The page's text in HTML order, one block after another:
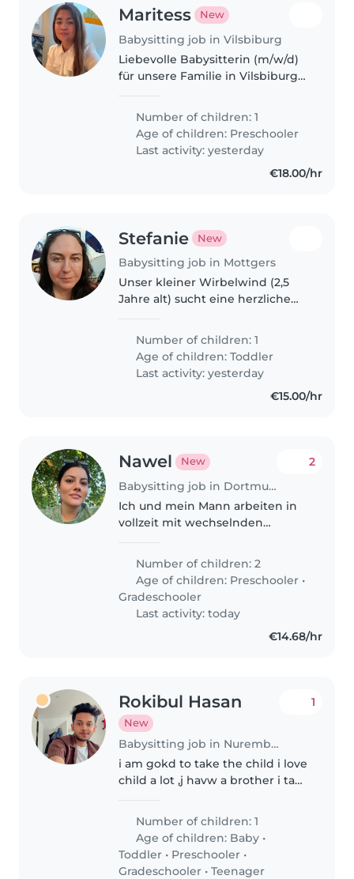
Maritess New
Babysitting job in Vilsbiburg
Liebevolle Babysitterin (m/w/d)
für unsere Familie in Vilsbiburg
suchen für unsere 6-jährige
Tochter eine liebevolle,
zuverlässige..
Number of children: 1
Age of children: Preschooler
Last activity: yesterday
€18.00/hr
Stefanie New
Babysitting job in Mottgers
Unser kleiner Wirbelwind (2,5
Jahre alt) sucht eine herzliche
Aufgabe als Babysitter? Du
magst Tiere und hast ein Auto?
Melde dich gern!
Number of children: 1
Age of children:Toddler
Last activity: yesterday
€15.00/hr
Nawel New
Babysitting job in Dortmund
2
Ich und mein Mann arbeiten in
vollzeit mit wechselnden
Kinder , die kein deutsch
sprechen . Wir brauchen eine
Babysitter, die um die sich
kümmert , wenn..
Number of children: 2
Age of children: Preschooler •
Gradeschooler
Last activity: today
€14.68/hr
Rokibul Hasan
New
Babysitting job in Nuremberg
1
i am gokd to take the child i love
child a lot ,j havw a brother i take
Number of children: 1
Age of children: Baby •
Toddler • Preschooler •
Gradeschooler •Teenager